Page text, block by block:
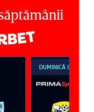
DUMINICĂ 09 AUG,